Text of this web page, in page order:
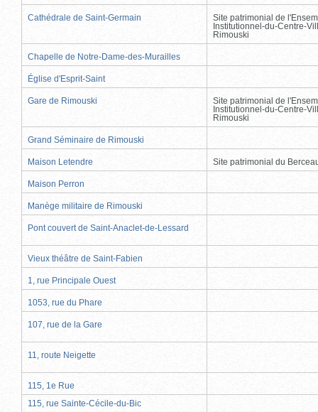
Cathédrale de Saint-Germain
Site patrimonial de
Institutionnel-du-Centre-
Rimouski
Chapelle de Notre-Dame-des-Murailles
Église d'Esprit-Saint
Gare de Rimouski
Site patrimonial de
Institutionnel-du-Centre-
Rimouski
Grand Séminaire de Rimouski
Maison Letendre Site patrimonial du
Maison Perron
Manège militaire de Rimouski
Pont couvert de Saint-Anaclet-de-Lessard
Vieux théâtre de Saint-Fabien
1, rue Principale Ouest
1053, rue du Phare
107, rue de la Gare
11, route Neigette
115, 1e Rue
115, rue Sainte-Cécile-du-Bic